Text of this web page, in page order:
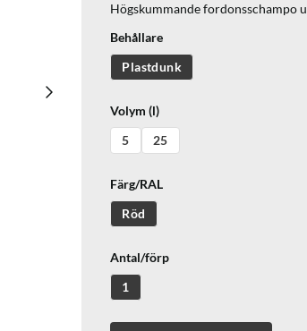
Högskummande fordonsschampo
Behållare
Plastdunk
Volym (l)
5
25
Färg/RAL
Röd
Antal/förp
1